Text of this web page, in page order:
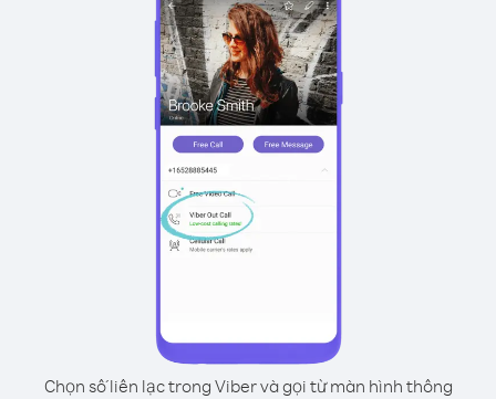
Chọn số liên lạc trong Viber và gọi từ màn hình thông